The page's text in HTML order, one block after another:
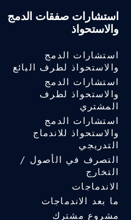
استشارات صفقات الدمج
والاستحواذ
استشارات الدمج
والاستحواذ لطرف البائع
استشارات الدمج
والاستحواذ لطرف
المشتري
استشارات الدمج
والاستحواذ للاندماج
التدريجي
التصرف في الأصول /
التخارج
الاندماجات
ما بعد الاندماجات
مشروع مشترك